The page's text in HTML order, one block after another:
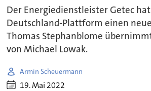
Der Energiedienstleister Getec
Deutschland-Plattform einen
Thomas Stephanblome
von Michael Lowak.
Armin Scheuermann
19. Mai 2022